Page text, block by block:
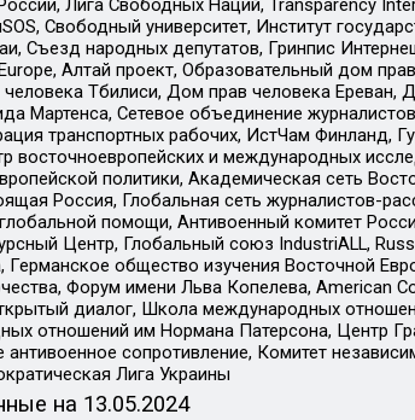
Свободный университет, Институт
Съезд народных депутатов, Гринпис
Алтай проект, Образовательный дом
Тбилиси, Дом прав человека
Мартенса, Сетевое объединение
транспортных рабочих, ИстЧам Финланд,
восточноевропейских и международных
политики, Академическая сеть
Россия, Глобальная сеть журналистов-
помощи, Антивоенный комитет
Центр, Глобальный союз IndustriALL,
общество изучения Восточной
Форум имени Льва Копелева, American
диалог, Школа международных
отношений им Нормана Патерсона, Центр
сопротивление, Комитет
Лига Украины
на 13.05.2024